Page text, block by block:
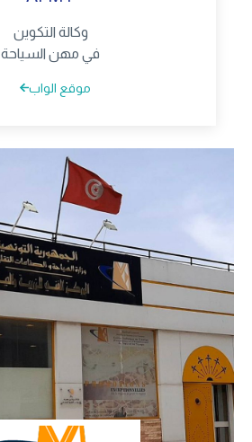
وكالة التكوين
في مهن السياحة
موقع الواب